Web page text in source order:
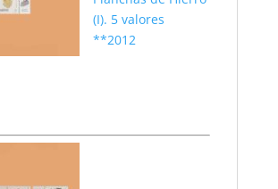
(I). 5 valores
**2012